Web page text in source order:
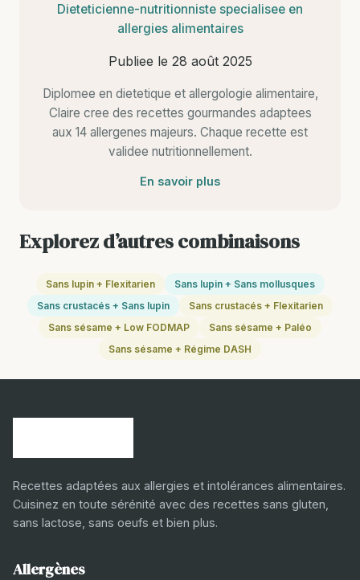
Dieteticienne-nutritionniste specialisee en
allergies alimentaires
Publiee le 28 août 2025
Diplomee en dietetique et allergologie alimentaire,
Claire cree des recettes gourmandes adaptees
aux 14 allergenes majeurs. Chaque recette est
validee nutritionnellement.
En savoir plus
Explorez d’autres combinaisons
Sans lupin + Flexitarien
Sans lupin + Sans mollusques
Sans crustacés + Sans lupin
Sans crustacés + Flexitarien
Sans sésame + Low FODMAP
Sans sésame + Paléo
Sans sésame + Régime DASH
Recettes adaptées aux allergies et intolérances alimentaires.
Cuisinez en toute sérénité avec des recettes sans gluten,
sans lactose, sans oeufs et bien plus.
Allergènes